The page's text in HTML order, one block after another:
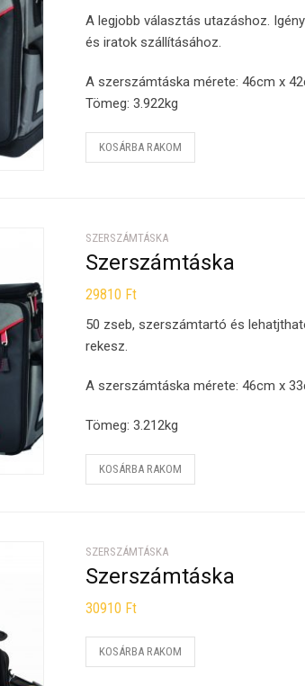
A legjobb választás utazáshoz.
és iratok szállításához.
A szerszámtáska mérete: 46cm x
Tömeg: 3.922kg
KOSÁRBA RAKOM
SZERSZÁMTÁSKA
Szerszámtáska
29810 Ft
50 zseb, szerszámtartó és
rekesz.
A szerszámtáska mérete: 46cm x
Tömeg: 3.212kg
KOSÁRBA RAKOM
SZERSZÁMTÁSKA
Szerszámtáska
30910 Ft
KOSÁRBA RAKOM